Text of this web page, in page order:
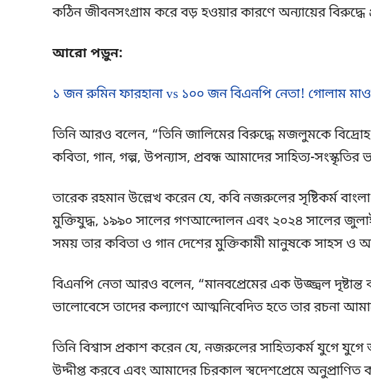
কঠিন জীবনসংগ্রাম করে বড় হওয়ার কারণে অন্যায়ের বিরুদ্ধে
আরো পড়ুন:
১ জন রুমিন ফারহানা vs ১০০ জন বিএনপি নেতা! গোলাম
তিনি আরও বলেন, “তিনি জালিমের বিরুদ্ধে মজলুমকে বিদ্রোহ
কবিতা, গান, গল্প, উপন্যাস, প্রবন্ধ আমাদের সাহিত্য-সংস্কৃতির
তারেক রহমান উল্লেখ করেন যে, কবি নজরুলের সৃষ্টিকর্ম
মুক্তিযুদ্ধ, ১৯৯০ সালের গণআন্দোলন এবং ২০২৪ সালের
সময় তার কবিতা ও গান দেশের মুক্তিকামী মানুষকে সাহস ও
বিএনপি নেতা আরও বলেন, “মানবপ্রেমের এক উজ্জ্বল
ভালোবেসে তাদের কল্যাণে আত্মনিবেদিত হতে তার রচনা
তিনি বিশ্বাস প্রকাশ করেন যে, নজরুলের সাহিত্যকর্ম যুগে যুগে
উদ্দীপ্ত করবে এবং আমাদের চিরকাল স্বদেশপ্রেমে অনুপ্রাণিত